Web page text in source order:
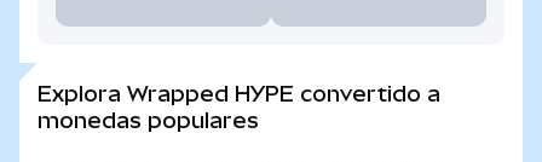
Explora Wrapped HYPE convertido a
monedas populares